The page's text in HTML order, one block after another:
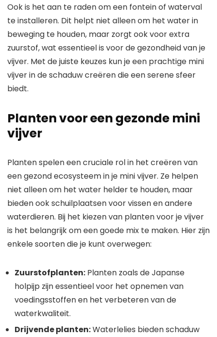
Ook is het aan te raden om een fontein of waterval
te installeren. Dit helpt niet alleen om het water in
beweging te houden, maar zorgt ook voor extra
zuurstof, wat essentieel is voor de gezondheid van je
vijver. Met de juiste keuzes kun je een prachtige mini
vijver in de schaduw creëren die een serene sfeer
biedt.
Planten voor een gezonde mini
vijver
Planten spelen een cruciale rol in het creëren van
een gezond ecosysteem in je mini vijver. Ze helpen
niet alleen om het water helder te houden, maar
bieden ook schuilplaatsen voor vissen en andere
waterdieren. Bij het kiezen van planten voor je vijver
is het belangrijk om een goede mix te maken. Hier zijn
enkele soorten die je kunt overwegen:
Zuurstofplanten: Planten zoals de Japanse
holpijp zijn essentieel voor het opnemen van
voedingsstoffen en het verbeteren van de
waterkwaliteit.
Drijvende planten:Waterlelies bieden schaduw